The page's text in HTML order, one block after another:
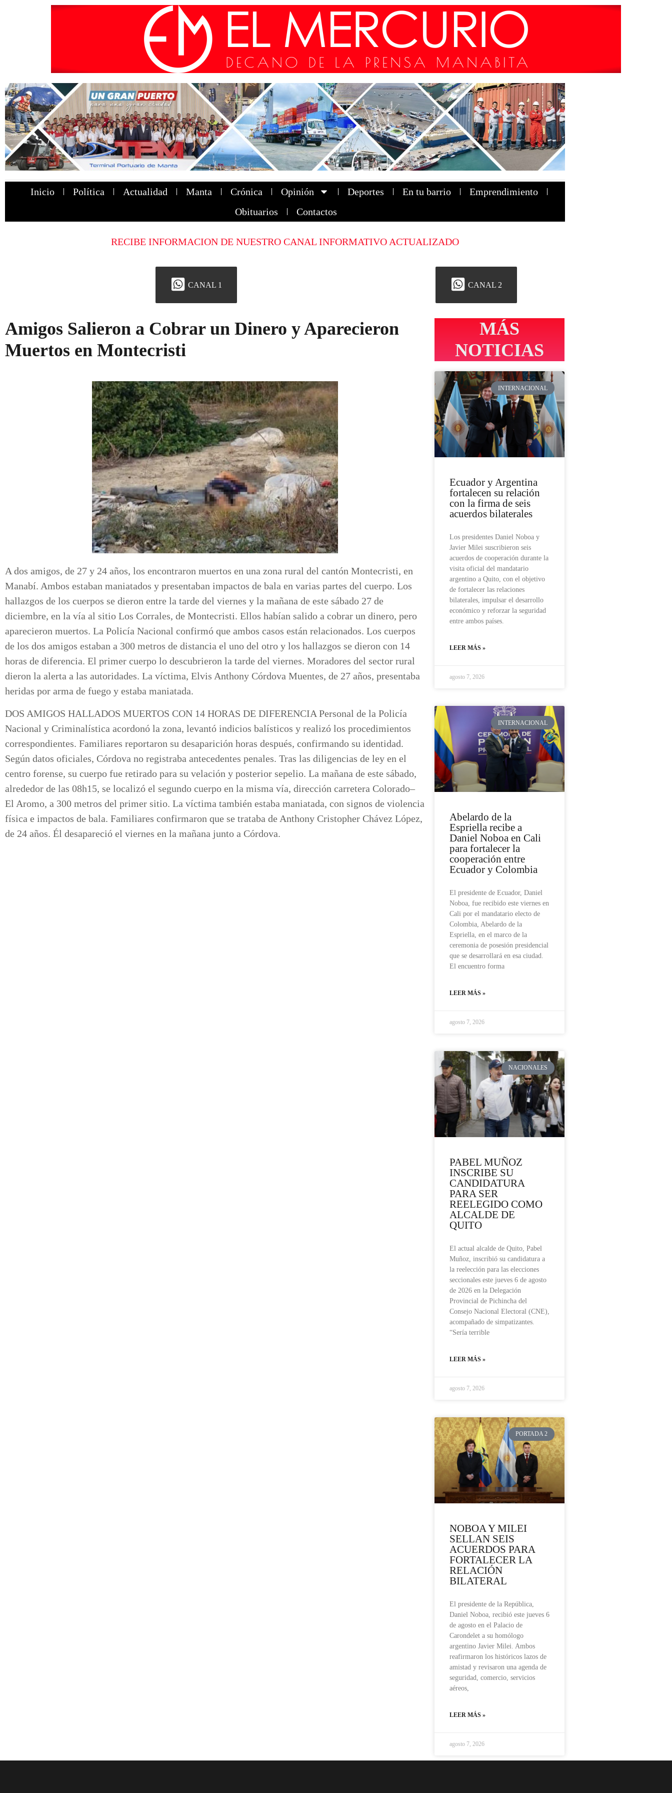
Inicio Política Actualidad Manta Crónica Opinión Deportes En tu barrio
Emprendimiento
Obituarios
Contactos
RECIBE INFORMACION DE NUESTRO CANAL INFORMATIVO ACTUALIZADO
CANAL 1 CANAL 2
Amigos Salieron a Cobrar un Dinero y Aparecieron
Muertos en Montecristi
A dos amigos, de 27 y 24 años, los encontraron muertos en una zona rural del cantón Montecristi, en
Manabí. Ambos estaban maniatados y presentaban impactos de bala en varias partes del cuerpo. Los
hallazgos de los cuerpos se dieron entre la tarde del viernes y la mañana de este sábado 27 de
diciembre, en la vía al sitio Los Corrales, de Montecristi. Ellos habían salido a cobrar un dinero, pero
aparecieron muertos. La Policía Nacional confirmó que ambos casos están relacionados. Los cuerpos
de los dos amigos estaban a 300 metros de distancia el uno del otro y los hallazgos se dieron con 14
horas de diferencia. El primer cuerpo lo descubrieron la tarde del viernes. Moradores del sector rural
dieron la alerta a las autoridades. La víctima, Elvis Anthony Córdova Muentes, de 27 años, presentaba
heridas por arma de fuego y estaba maniatada.
DOS AMIGOS HALLADOS MUERTOS CON 14 HORAS DE DIFERENCIA Personal de la Policía
Nacional y Criminalística acordonó la zona, levantó indicios balísticos y realizó los procedimientos
correspondientes. Familiares reportaron su desaparición horas después, confirmando su identidad.
Según datos oficiales, Córdova no registraba antecedentes penales. Tras las diligencias de ley en el
centro forense, su cuerpo fue retirado para su velación y posterior sepelio. La mañana de este sábado,
alrededor de las 08h15, se localizó el segundo cuerpo en la misma vía, dirección carretera Colorado–
El Aromo, a 300 metros del primer sitio. La víctima también estaba maniatada, con signos de violencia
física e impactos de bala. Familiares confirmaron que se trataba de Anthony Cristopher Chávez López,
de 24 años. Él desapareció el viernes en la mañana junto a Córdova.
MÁS
NOTICIAS
INTERNACIONAL
Ecuador y Argentina
fortalecen su relación
con la firma de seis
acuerdos bilaterales
Los presidentes Daniel Noboa y
Javier Milei suscribieron seis
acuerdos de cooperación durante la
visita oficial del mandatario
argentino a Quito, con el objetivo
de fortalecer las relaciones
bilaterales, impulsar el desarrollo
económico y reforzar la seguridad
entre ambos países.
LEER MÁS »
agosto 7, 2026
INTERNACIONAL
Abelardo de la
Espriella recibe a
Daniel Noboa en Cali
para fortalecer la
cooperación entre
Ecuador y Colombia
El presidente de Ecuador, Daniel
Noboa, fue recibido este viernes en
Cali por el mandatario electo de
Colombia, Abelardo de la
Espriella, en el marco de la
ceremonia de posesión presidencial
que se desarrollará en esa ciudad.
El encuentro forma
LEER MÁS »
agosto 7, 2026
NACIONALES
PABEL MUÑOZ
INSCRIBE SU
CANDIDATURA
PARA SER
REELEGIDO COMO
ALCALDE DE
QUITO
El actual alcalde de Quito, Pabel
Muñoz, inscribió su candidatura a
la reelección para las elecciones
seccionales este jueves 6 de agosto
de 2026 en la Delegación
Provincial de Pichincha del
Consejo Nacional Electoral (CNE),
acompañado de simpatizantes.
“Sería terrible
LEER MÁS »
agosto 7, 2026
PORTADA 2
NOBOA Y MILEI
SELLAN SEIS
ACUERDOS PARA
FORTALECER LA
RELACIÓN
BILATERAL
El presidente de la República,
Daniel Noboa, recibió este jueves 6
de agosto en el Palacio de
Carondelet a su homólogo
argentino Javier Milei. Ambos
reafirmaron los históricos lazos de
amistad y revisaron una agenda de
seguridad, comercio, servicios
aéreos,
LEER MÁS »
agosto 7, 2026